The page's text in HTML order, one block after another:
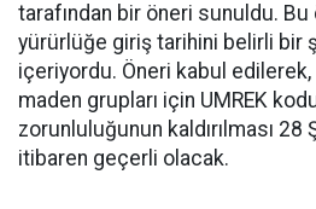
tarafından bir öneri sunuldu.
yürürlüğe giriş tarihini belirli bir
içeriyordu. Öneri kabul edilerek,
maden grupları için UMREK
zorunluluğunun kaldırılması
itibaren geçerli olacak.